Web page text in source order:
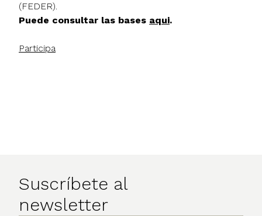
(FEDER).
Puede consultar las bases aqui.
Participa
Suscríbete al
newsletter